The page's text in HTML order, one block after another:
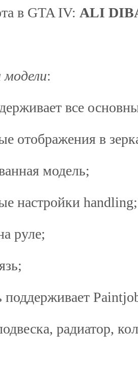
в GTA IV: ALI
:
все
отображения в
модель;
настройки handling;
руле;
поддерживает
радиатор,